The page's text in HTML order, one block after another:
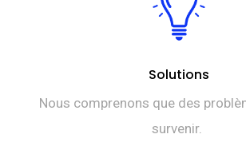
Solutions
Nous comprenons que des
survenir.